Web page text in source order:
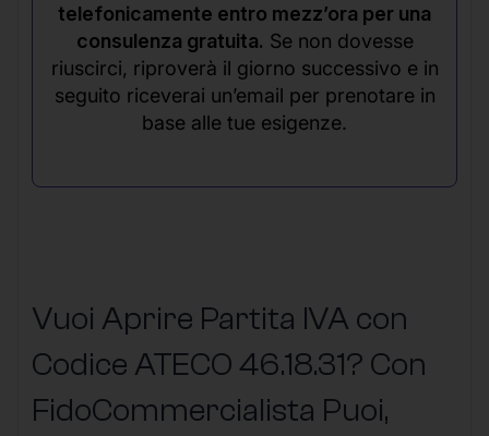
telefonicamente entro mezz’ora per una
consulenza gratuita. Se non dovesse
riuscirci, riproverà il giorno successivo e in
seguito riceverai un’email per prenotare in
base alle tue esigenze.
Vuoi Aprire Partita IVA con
Codice ATECO 46.18.31? Con
FidoCommercialista Puoi,